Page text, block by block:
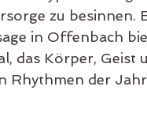
zu besinnen.
in Offenbach
das Körper, Geist
Rhythmen der